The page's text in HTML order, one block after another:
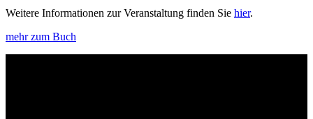
Weitere Informationen zur Veranstaltung finden Sie hier.
mehr zum Buch